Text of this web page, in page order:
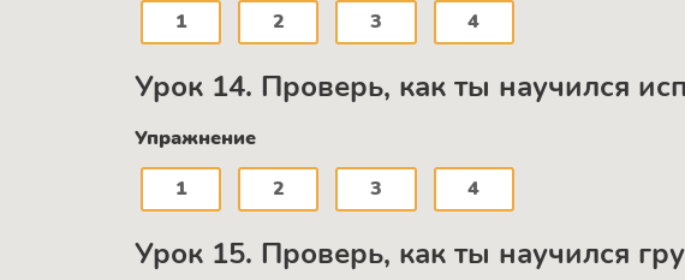
1
2 3 4
Урок 14. Проверь, как ты научился
Упражнение
1
2 3 4
Урок 15. Проверь, как ты научился